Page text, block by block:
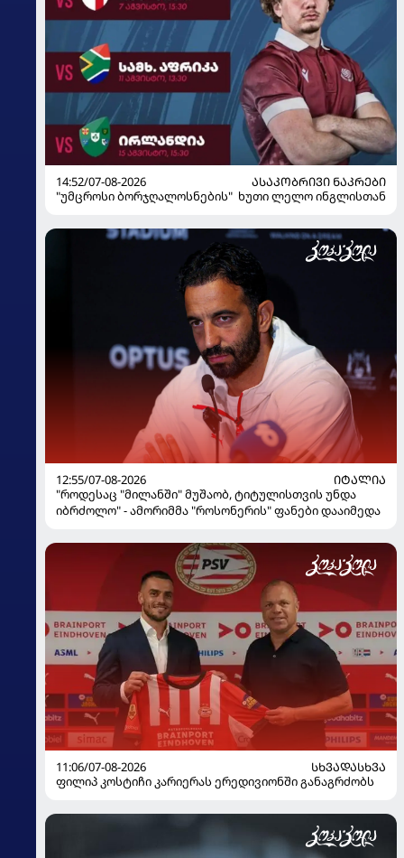
14:52/07-08-2026
ᲐᲡᲐᲙᲝᲑᲠᲘᲕᲘ ᲜᲐᲙᲠᲔᲑᲘ
"უმცროსი ბორჯღალოსნების" ხუთი ლელო ინგლისთან
12:55/07-08-2026
ᲘᲢᲐᲚᲘᲐ
"როდესაც "მილანში" მუშაობ, ტიტულისთვის უნდა
იბრძოლო" - ამორიმმა "როსონერის" ფანები დააიმედა
11:06/07-08-2026
ᲡᲮᲕᲐᲓᲐᲡᲮᲕᲐ
ფილიპ კოსტიჩი კარიერას ერედივიონში განაგრძობს